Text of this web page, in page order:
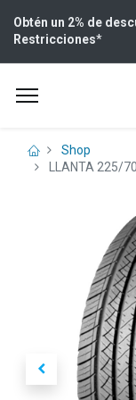
Obtén un 2% de
Restricciones*
Shop
LLANTA 225/